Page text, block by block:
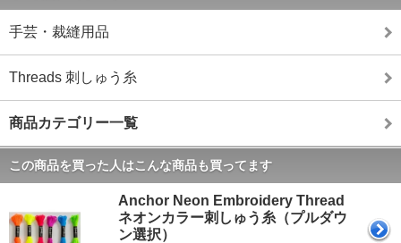
手芸・裁縫用品
Threads 刺しゅう糸
商品カテゴリー一覧
この商品を買った人はこんな商品も買ってます
Anchor Neon Embroidery Thread
ネオンカラー刺しゅう糸（プルダウ
ン選択）